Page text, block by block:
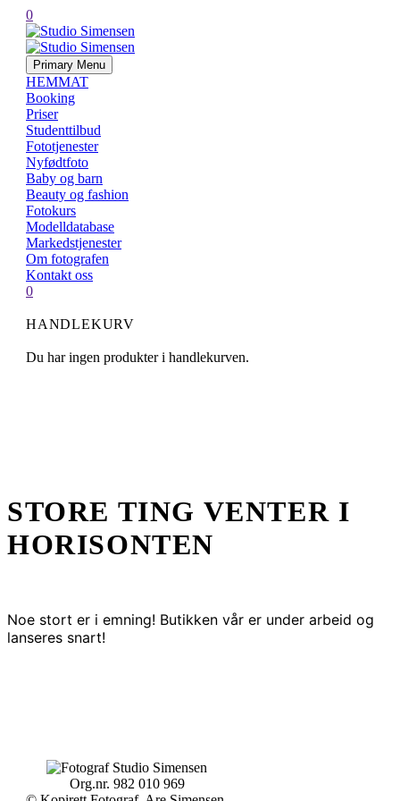
0
Primary Menu
HEMMAT
Booking
Priser
Studenttilbud
Fototjenester
Nyfødtfoto
Baby og barn
Beauty og fashion
Fotokurs
Modelldatabase
Markedstjenester
Om fotografen
Kontakt oss
0
HANDLEKURV
Du har ingen produkter i handlekurven.
STORE TING VENTER I
HORISONTEN
Noe stort er i emning! Butikken vår er under arbeid og
lanseres snart!
Org.nr. 982 010 969